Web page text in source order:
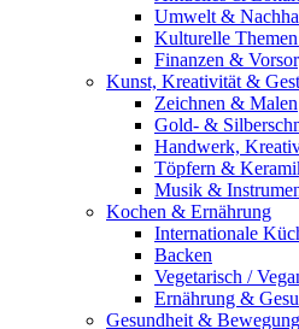
Umwelt &
Kulturelle
Finanzen &
Kunst, Kreativität &
Zeichnen & Malen
Gold- &
Handwerk,
Töpfern &
Musik &
Kochen & Ernährung
Internationale
Backen
Vegetarisch /
Ernährung &
Gesundheit & Bewegung